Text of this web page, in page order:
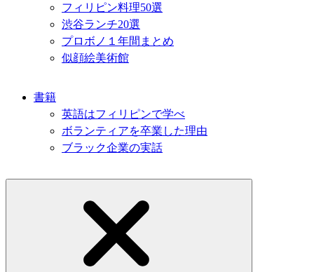
フィリピン料理50選
渋谷ランチ20選
プロボノ１年間まとめ
似顔絵美術館
書籍
英語はフィリピンで学べ
ボランティアを卒業した理由
ブラック企業の実話